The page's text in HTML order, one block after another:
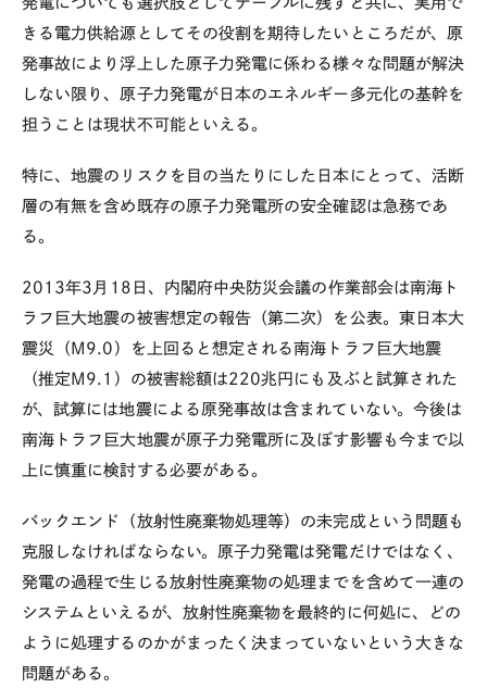
きる電力供給源としてその役割を期待したいところだが、原
発事故により浮上した原子力発電に係わる様々な問題が解決
しない限り、原子力発電が日本のエネルギー多元化の基幹を
担うことは現状不可能といえる。
特に、地震のリスクを目の当たりにした日本にとって、活断
層の有無を含め既存の原子力発電所の安全確認は急務であ
る。
2013年3月18日、内閣府中央防災会議の作業部会は南海ト
ラフ巨大地震の被害想定の報告（第二次）を公表。東日本大
震災（M9.0）を上回ると想定される南海トラフ巨大地震
（推定M9.1）の被害総額は220兆円にも及ぶと試算された
が、試算には地震による原発事故は含まれていない。今後は
南海トラフ巨大地震が原子力発電所に及ぼす影響も今まで以
上に慎重に検討する必要がある。
バックエンド（放射性廃棄物処理等）の未完成という問題も
克服しなければならない。原子力発電は発電だけではなく、
発電の過程で生じる放射性廃棄物の処理までを含めて一連の
システムといえるが、放射性廃棄物を最終的に何処に、どの
ように処理するのかがまったく決まっていないという大きな
問題がある。